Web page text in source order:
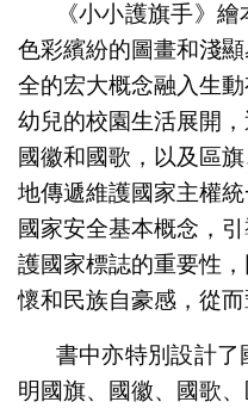
《小小護旗手》
色彩繽紛的圖畫和淺
全的宏大概念融入生
幼兒的校園生活展開
國徽和國歌，以及區
地傳遞維護國家主權
國家安全基本概念，
護國家標誌的重要性
懷和民族自豪感，從而
書中亦特別設計
明國旗、國徽、國歌